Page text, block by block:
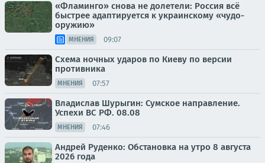
«Фламинго» снова не долетели: Россия всё
быстрее адаптируется к украинскому «чудо-
оружию»
МНЕНИЯ 09:07
Схема ночных ударов по Киеву по версии
противника
МНЕНИЯ 07:57
Владислав Шурыгин: Сумское направление.
Успехи ВС РФ. 08.08
МНЕНИЯ 07:46
Андрей Руденко: Обстановка на утро 8 августа
2026 года